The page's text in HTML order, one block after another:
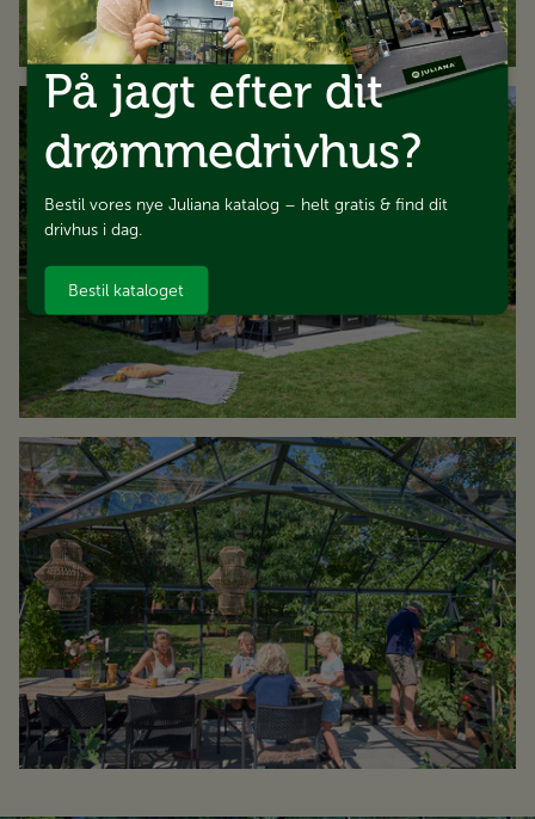
På jagt efter dit
drømmedrivhus?
Bestil vores nye Juliana katalog – helt gratis & find dit
drivhus i dag.
Bestil kataloget